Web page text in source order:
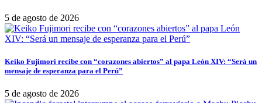
5 de agosto de 2026
Keiko Fujimori recibe con “corazones abiertos” al papa León XIV: “Será un
mensaje de esperanza para el Perú”
5 de agosto de 2026